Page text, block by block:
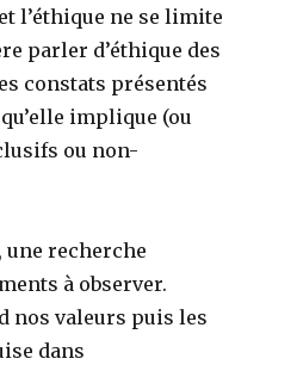
l’éthique ne se limite
parler d’éthique des
constats présentés
implique (ou
ou non-
une recherche
à observer.
nos valeurs puis les
dans